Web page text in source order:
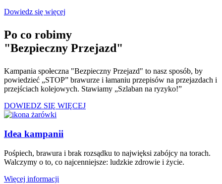
Dowiedz się więcej
Po co robimy
"Bezpieczny Przejazd"
Kampania społeczna "Bezpieczny Przejazd" to nasz sposób, by
powiedzieć „STOP” brawurze i łamaniu przepisów na przejazdach i
przejściach kolejowych. Stawiamy „Szlaban na ryzyko!”
DOWIEDZ SIĘ WIĘCEJ
Idea kampanii
Pośpiech, brawura i brak rozsądku to najwięksi zabójcy na torach.
Walczymy o to, co najcenniejsze: ludzkie zdrowie i życie.
Więcej informacji